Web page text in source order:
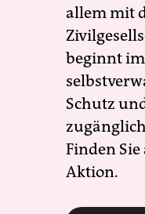
allem mit
beginnt
Schutz
Finden
Aktion.